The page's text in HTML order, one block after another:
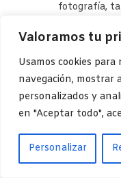
Valoramos tu
Usamos cookies
navegación, mostrar
personalizados y
en "Aceptar todo",
Personalizar
fotografía,
decidimos a abrir
saludables.